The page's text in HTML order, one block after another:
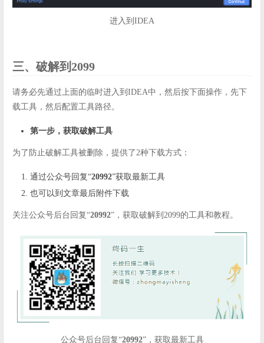
进入到IDEA
三、破解到2099
请务必先通过上面的临时进入到IDEA中，然后按下面操作，先下
载工具，然后配置工具路径。
第一步，获取破解工具
为了防止破解工具被删除，提供了2种下载方式：
通过公众号回复“20992”获取最新工具
也可以到文章最后附件下载
关注公众号后台回复“20992”，获取破解到2099的工具和教程。
公众号后台回复“20992”，获取最新工具